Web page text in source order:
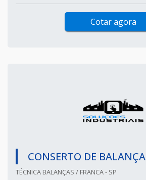
Cotar agora
CONSERTO DE BALANÇA
TÉCNICA BALANÇAS / FRANCA - SP